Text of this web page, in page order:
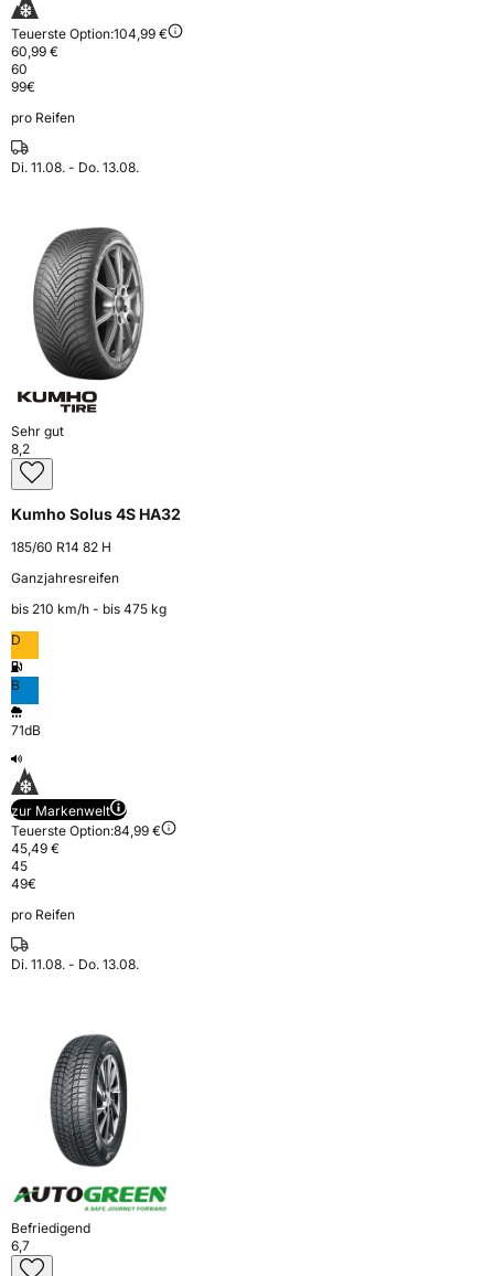
Teuerste Option:104,99 €
60,99 €
60
99€
pro Reifen
Di. 11.08. - Do. 13.08.
Sehr gut
8,2
Kumho Solus 4S HA32
185/60 R14 82 H
Ganzjahresreifen
bis 210 km⁠/⁠h - bis 475 kg
D
B
71dB
zur Markenwelt
Teuerste Option:84,99 €
45,49 €
45
49€
pro Reifen
Di. 11.08. - Do. 13.08.
Befriedigend
6,7